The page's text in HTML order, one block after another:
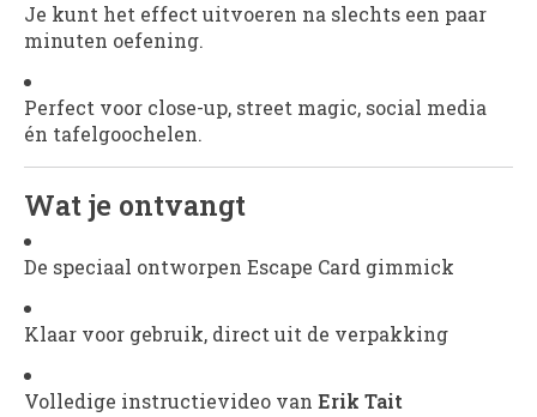
Je kunt het effect uitvoeren na slechts een paar
minuten oefening.
Perfect voor close-up, street magic, social media
én tafelgoochelen.
Wat je ontvangt
De speciaal ontworpen Escape Card gimmick
Klaar voor gebruik, direct uit de verpakking
Volledige instructievideo van Erik Tait